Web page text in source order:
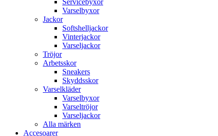
Varselbyxor
Jackor
Softshelljackor
Vinterjackor
Varseljackor
Tröjor
Arbetsskor
Sneakers
Skyddsskor
Varselkläder
Varselbyxor
Varseltröjor
Varseljackor
Alla märken
Accesoarer